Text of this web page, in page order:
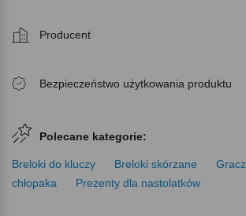
Producent
Bezpieczeństwo użytkowania produktu
Polecane kategorie:
Breloki do kluczy Breloki skórzane Gracz
chłopaka
Prezenty dla nastolatków